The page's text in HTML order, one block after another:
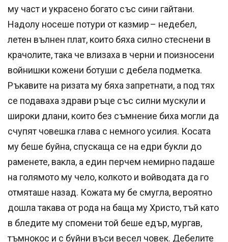
му част и украсено богато със сини гайтани.
Надолу носеше потури от казмир – недебел,
летен вълнен плат, които бяха силно стеснени в
крачолите, така че влизаха в черни и поизносени
войнишки кожени ботуши с дебела подметка.
Ръкавите на ризата му бяха запретнати, а под тях
се подаваха здрави ръце със силни мускули и
широки длани, които без съмнение биха могли да
счупят човешка глава с немного усилия. Косата
му беше буйна, спускаща се на едри букли до
раменете, вакла, а един перчем немирно падаше
на голямото му чело, колкото и войводата да го
отмяташе назад. Кожата му бе смугла, вероятно
дошла такава от рода на баща му Христо, тъй като
в бледите му спомени той беше едър, мургав,
тъмнокос и с буйни въси весел човек. Дебелите